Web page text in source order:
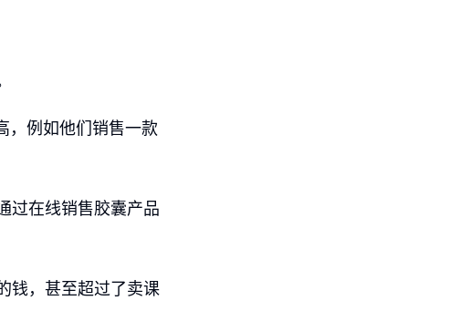
，例如他们销售一款
过在线销售胶囊产品
钱，甚至超过了卖课